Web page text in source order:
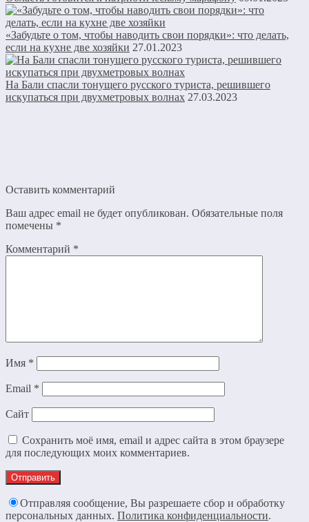
«Забудьте о том, чтобы наводить свои порядки»: что делать,
если на кухне две хозяйки 27.01.2023
На Бали спасли тонущего русского туриста, решившего
искупаться при двухметровых волнах 27.03.2023
Оставить комментарий
Ваш адрес email не будет опубликован. Обязательные поля
помечены *
Комментарий *
Имя *
Email *
Сайт
Сохранить моё имя, email и адрес сайта в этом браузере
для последующих моих комментариев.
Отправляя сообщение, Вы разрешаете сбор и обработку
персональных данных. Политика конфиденциальности.